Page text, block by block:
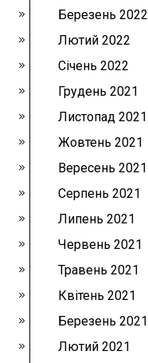
Березень 2022
Лютий 2022
Січень 2022
Грудень 2021
Листопад 2021
Жовтень 2021
Вересень 2021
Серпень 2021
Липень 2021
Червень 2021
Травень 2021
Квітень 2021
Березень 2021
Лютий 2021